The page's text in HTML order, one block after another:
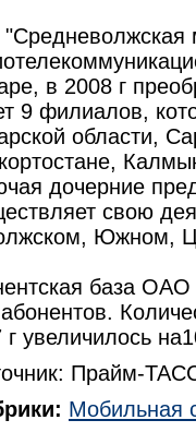
в 2008 г
9 филиалов,
области,
дочерние
свою
Южном,
база
г увеличилось
Прайм-
Мобильная